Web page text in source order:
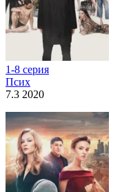
1-8 серия
Псих
7.3 2020